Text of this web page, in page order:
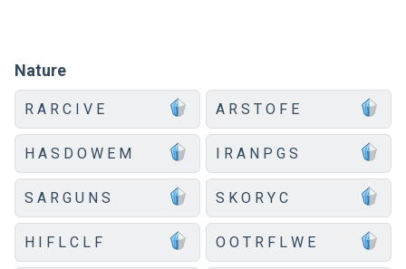
Nature
R A R C I V E A R S T O F E
H A S D O W E M I R A N P G S
S A R G U N S S K O R Y C
H I F L C L F O O T R F L W E